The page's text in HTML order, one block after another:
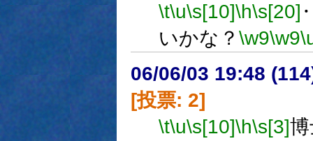
\t\u\s[10]\h\s[20]
いかな？ \w9\w9
06/06/03 19:48
[投票: 2]
\t\u\s[10]\h\s[3]